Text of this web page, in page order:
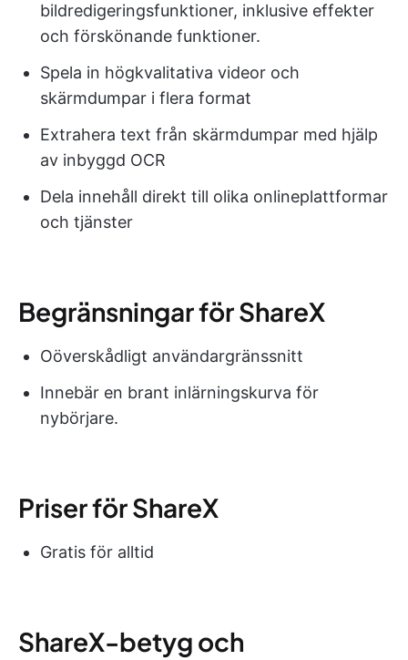
bildredigeringsfunktioner, inklusive effekter
och förskönande funktioner.
Spela in högkvalitativa videor och
skärmdumpar i flera format
Extrahera text från skärmdumpar med hjälp
av inbyggd OCR
Dela innehåll direkt till olika onlineplattformar
och tjänster
Begränsningar för ShareX
Oöverskådligt användargränssnitt
Innebär en brant inlärningskurva för
nybörjare.
Priser för ShareX
Gratis för alltid
ShareX-betyg och